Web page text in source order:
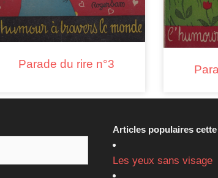
Parade du rire n°3
Articles populaires cette
Les yeux sans visage